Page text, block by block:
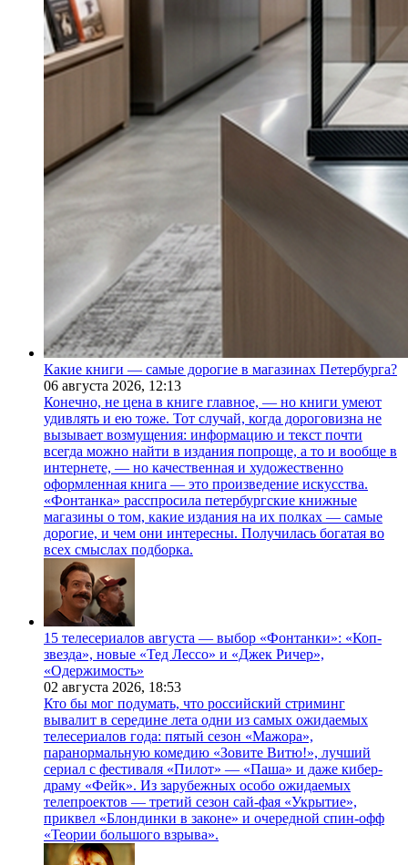
Какие книги — самые дорогие в магазинах Петербурга?
06 августа 2026, 12:13
Конечно, не цена в книге главное, — но книги умеют
удивлять и ею тоже. Тот случай, когда дороговизна не
вызывает возмущения: информацию и текст почти
всегда можно найти в издания попроще, а то и вообще в
интернете, — но качественная и художественно
оформленная книга — это произведение искусства.
«Фонтанка» расспросила петербургские книжные
магазины о том, какие издания на их полках — самые
дорогие, и чем они интересны. Получилась богатая во
всех смыслах подборка.
15 телесериалов августа — выбор «Фонтанки»: «Коп-
звезда», новые «Тед Лессо» и «Джек Ричер»,
«Одержимость»
02 августа 2026, 18:53
Кто бы мог подумать, что российский стриминг
вывалит в середине лета одни из самых ожидаемых
телесериалов года: пятый сезон «Мажора»,
паранормальную комедию «Зовите Витю!», лучший
сериал с фестиваля «Пилот» — «Паша» и даже кибер-
драму «Фейк». Из зарубежных особо ожидаемых
телепроектов — третий сезон сай-фая «Укрытие»,
приквел «Блондинки в законе» и очередной спин-офф
«Теории большого взрыва».